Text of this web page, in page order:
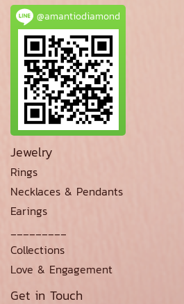
@amantiodiamond
Jewelry
Rings
Necklaces & Pendants
Earings
Collections
Love & Engagement
Get in Touch